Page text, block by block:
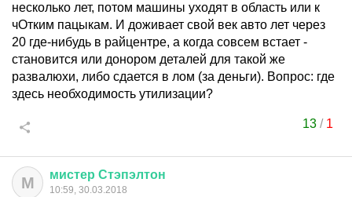
несколько лет, потом машины уходят в область или к
чОтким пацыкам. И доживает свой век авто лет через
20 где-нибудь в райцентре, а когда совсем встает -
становится или донором деталей для такой же
развалюхи, либо сдается в лом (за деньги). Вопрос: где
здесь необходимость утилизации?
13 / 1
М мистер Стэпэлтон
10:59, 30.03.2018